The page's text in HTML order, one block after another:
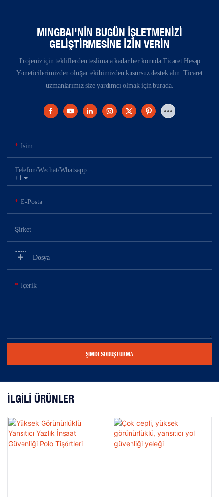
MINGBAI'NIN BUGÜN İŞLETMENIZI
GELIŞTIRMESINE İZIN VERIN
Projeniz için tekliflerden teslimata kadar her konuda Ticaret Hesap
Yöneticilerimizden oluşan ekibimizden kusursuz destek alın. Ticaret
uzmanlarımız size yardımcı olmak için burada.
Isim
+1
Telefon/Wechat/Whatsapp
E-Posta
Şirket
Dosya
Içerik
ŞIMDI SORUŞTURMA
İLGILI ÜRÜNLER